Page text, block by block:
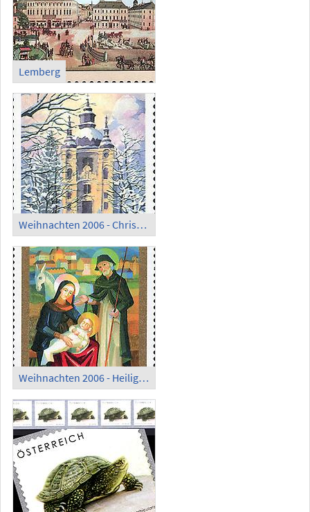
Lemberg
Weihnachten 2006 - Christkindl
Weihnachten 2006 - Heilige Familie